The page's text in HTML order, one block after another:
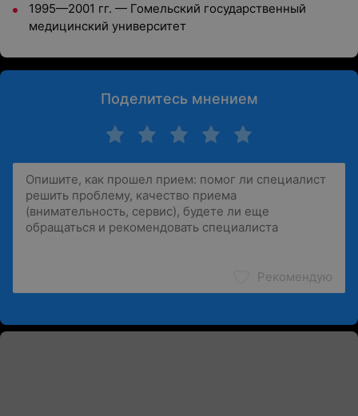
1995—2001 гг. — Гомельский государственный
медицинский университет
Поделитесь мнением
Рекомендую